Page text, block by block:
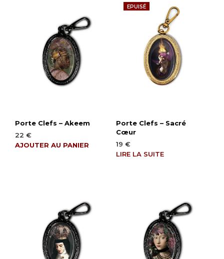
Porte Clefs – Akeem
22 €
AJOUTER AU PANIER
EPUISÉ
Porte Clefs – Sacré
Cœur
19 €
LIRE LA SUITE